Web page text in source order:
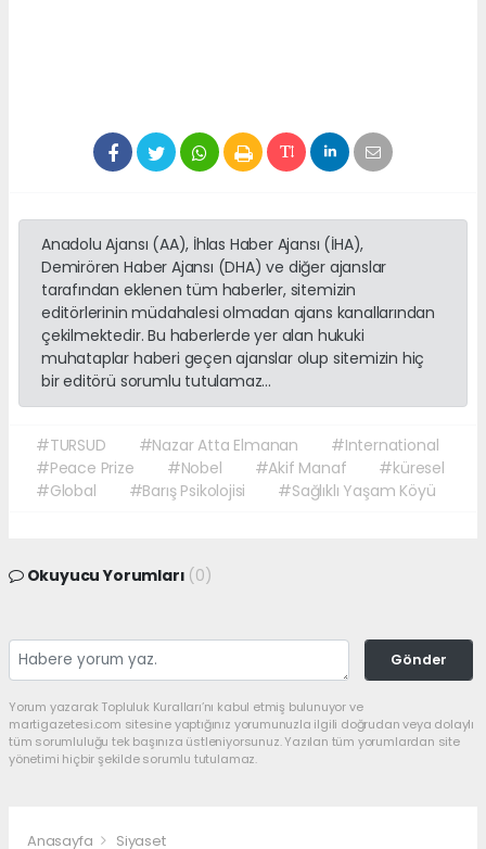
Anadolu Ajansı (AA), İhlas Haber Ajansı (İHA),
Demirören Haber Ajansı (DHA) ve diğer ajanslar
tarafından eklenen tüm haberler, sitemizin
editörlerinin müdahalesi olmadan ajans kanallarından
çekilmektedir. Bu haberlerde yer alan hukuki
muhataplar haberi geçen ajanslar olup sitemizin hiç
bir editörü sorumlu tutulamaz...
#TURSUD #Nazar Atta Elmanan
#International
#Peace Prize
#Nobel #Akif Manaf
#küresel
#Global
#Barış Psikolojisi #Sağlıklı Yaşam Köyü
Okuyucu Yorumları (0)
Gönder
Yorum yazarak Topluluk Kuralları’nı kabul etmiş bulunuyor ve
martigazetesi.com sitesine yaptığınız yorumunuzla ilgili doğrudan veya dolaylı
tüm sorumluluğu tek başınıza üstleniyorsunuz. Yazılan tüm yorumlardan site
yönetimi hiçbir şekilde sorumlu tutulamaz.
Anasayfa Siyaset